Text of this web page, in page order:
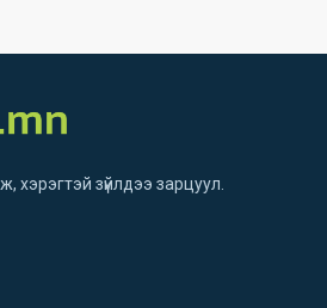
хэрэгтэй зүйлдээ зарцуул.